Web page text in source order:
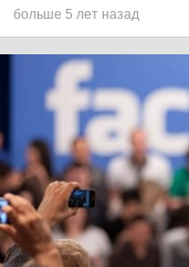
больше 5 лет назад